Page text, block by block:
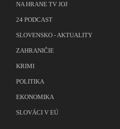
NA HRANE TV JOJ
24 PODCAST
SLOVENSKO - AKTUALITY
ZAHRANIČIE
KRIMI
POLITIKA
EKONOMIKA
SLOVÁCI V EÚ